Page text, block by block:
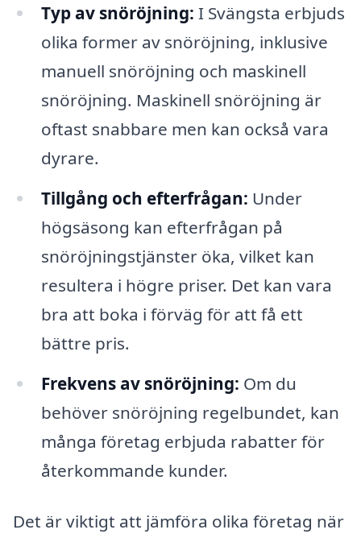
Typ av snöröjning: I Svängsta erbjuds
olika former av snöröjning, inklusive
manuell snöröjning och maskinell
snöröjning. Maskinell snöröjning är
oftast snabbare men kan också vara
dyrare.
Tillgång och efterfrågan: Under
högsäsong kan efterfrågan på
snöröjningstjänster öka, vilket kan
resultera i högre priser. Det kan vara
bra att boka i förväg för att få ett
bättre pris.
Frekvens av snöröjning: Om du
behöver snöröjning regelbundet, kan
många företag erbjuda rabatter för
återkommande kunder.
Det är viktigt att jämföra olika företag när